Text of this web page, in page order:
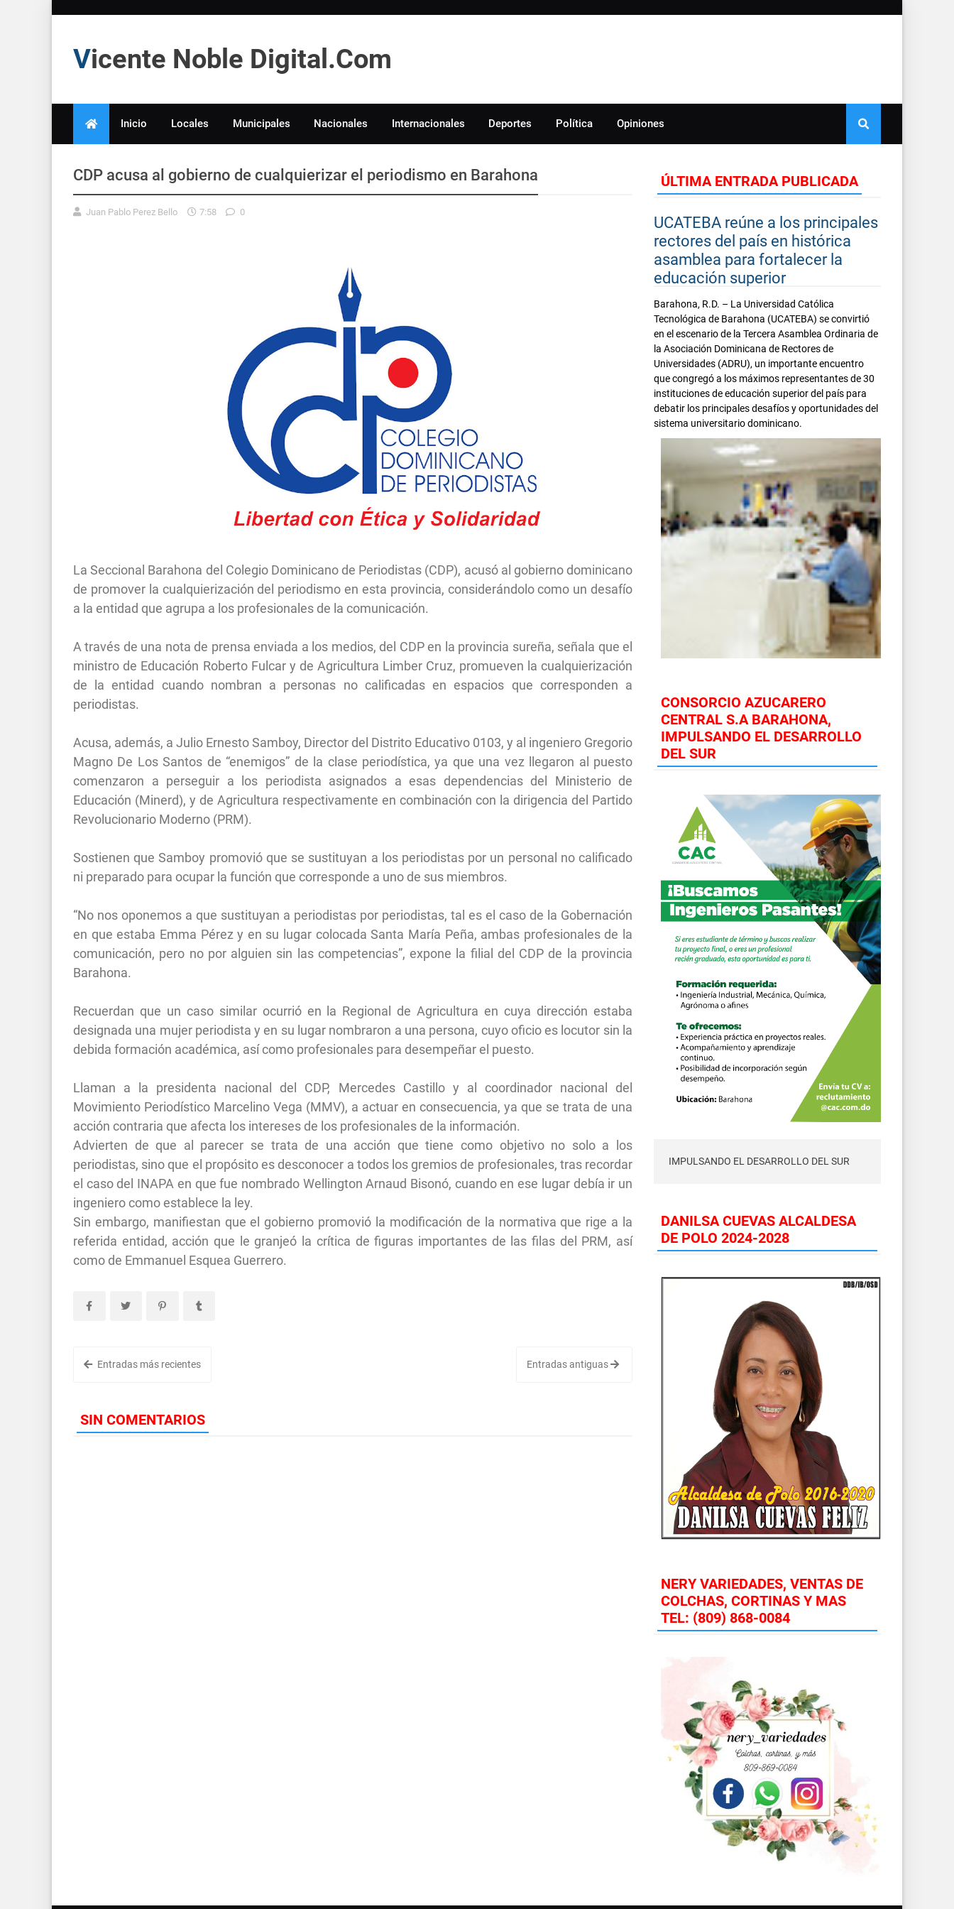
Vicente Noble Digital.Com
Inicio Locales Municipales Nacionales Internacionales Deportes Política Opiniones
CDP acusa al gobierno de cualquierizar el periodismo en Barahona
Juan Pablo Perez Bello 7:58 0
La Seccional Barahona del Colegio Dominicano de Periodistas (CDP), acusó al gobierno dominicano
de promover la cualquierización del periodismo en esta provincia, considerándolo como un desafío
a la entidad que agrupa a los profesionales de la comunicación.
A través de una nota de prensa enviada a los medios, del CDP en la provincia sureña, señala que el
ministro de Educación Roberto Fulcar y de Agricultura Limber Cruz, promueven la cualquierización
de la entidad cuando nombran a personas no calificadas en espacios que corresponden a
periodistas.
Acusa, además, a Julio Ernesto Samboy, Director del Distrito Educativo 0103, y al ingeniero Gregorio
Magno De Los Santos de “enemigos” de la clase periodística, ya que una vez llegaron al puesto
comenzaron a perseguir a los periodista asignados a esas dependencias del Ministerio de
Educación (Minerd), y de Agricultura respectivamente en combinación con la dirigencia del Partido
Revolucionario Moderno (PRM).
Sostienen que Samboy promovió que se sustituyan a los periodistas por un personal no calificado
ni preparado para ocupar la función que corresponde a uno de sus miembros.
“No nos oponemos a que sustituyan a periodistas por periodistas, tal es el caso de la Gobernación
en que estaba Emma Pérez y en su lugar colocada Santa María Peña, ambas profesionales de la
comunicación, pero no por alguien sin las competencias”, expone la filial del CDP de la provincia
Barahona.
Recuerdan que un caso similar ocurrió en la Regional de Agricultura en cuya dirección estaba
designada una mujer periodista y en su lugar nombraron a una persona, cuyo oficio es locutor sin la
debida formación académica, así como profesionales para desempeñar el puesto.
Llaman a la presidenta nacional del CDP, Mercedes Castillo y al coordinador nacional del
Movimiento Periodístico Marcelino Vega (MMV), a actuar en consecuencia, ya que se trata de una
acción contraria que afecta los intereses de los profesionales de la información.
Advierten de que al parecer se trata de una acción que tiene como objetivo no solo a los
periodistas, sino que el propósito es desconocer a todos los gremios de profesionales, tras recordar
el caso del INAPA en que fue nombrado Wellington Arnaud Bisonó, cuando en ese lugar debía ir un
ingeniero como establece la ley.
Sin embargo, manifiestan que el gobierno promovió la modificación de la normativa que rige a la
referida entidad, acción que le granjeó la crítica de figuras importantes de las filas del PRM, así
como de Emmanuel Esquea Guerrero.
Entradas más recientes Entradas antiguas
SIN COMENTARIOS
ÚLTIMA ENTRADA PUBLICADA
UCATEBA reúne a los principales
rectores del país en histórica
asamblea para fortalecer la
educación superior
Barahona, R.D. – La Universidad Católica
Tecnológica de Barahona (UCATEBA) se convirtió
en el escenario de la Tercera Asamblea Ordinaria de
la Asociación Dominicana de Rectores de
Universidades (ADRU), un importante encuentro
que congregó a los máximos representantes de 30
instituciones de educación superior del país para
debatir los principales desafíos y oportunidades del
sistema universitario dominicano.
CONSORCIO AZUCARERO
CENTRAL S.A BARAHONA,
IMPULSANDO EL DESARROLLO
DEL SUR
IMPULSANDO EL DESARROLLO DEL SUR
DANILSA CUEVAS ALCALDESA
DE POLO 2024-2028
NERY VARIEDADES, VENTAS DE
COLCHAS, CORTINAS Y MAS
TEL: (809) 868-0084